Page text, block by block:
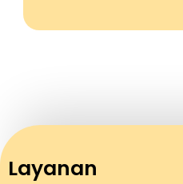
Layanan